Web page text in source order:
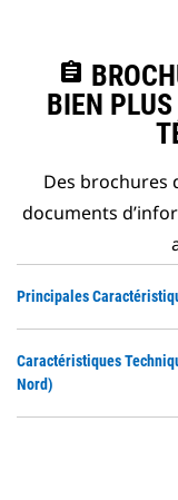
assignment
BIEN
Des brochures
documents
Principales
Caractéristiques
Nord)